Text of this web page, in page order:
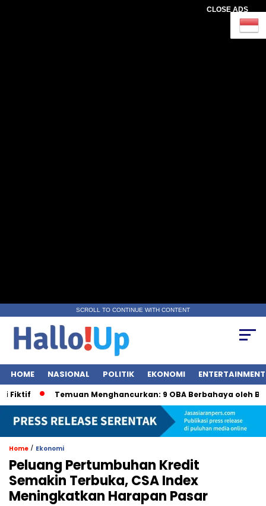
CLOSE ADS
SCROLL TO CONTINUE WITH CONTENT
HOME NASIONAL POLITIK EKONOMI ENTERTAINMENT
Temuan Menghancurkan: 9 OBA Berbahaya oleh BPOM
Home / Ekonomi
Peluang Pertumbuhan Kredit
Semakin Terbuka, CSA Index
Meningkatkan Harapan Pasar